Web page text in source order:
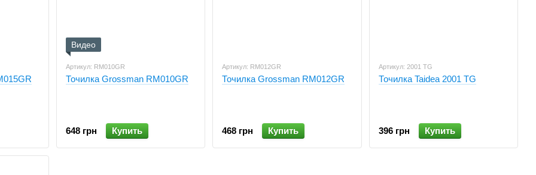
Видео
Артикул: RM010GR
Точилка Grossman RM010GR
648 грн Купить
Артикул: RM012GR
Точилка Grossman RM012GR
468 грн Купить
Артикул: 2001 TG
Точилка Taidea 2001 TG
396 грн Купить